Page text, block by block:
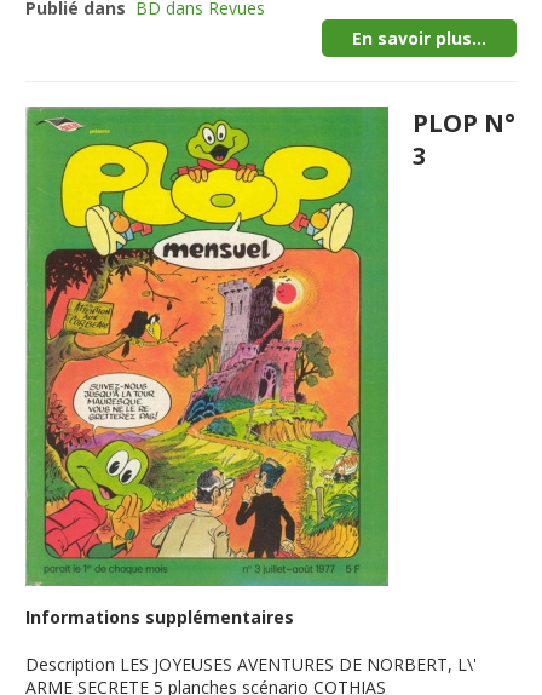
Publié dans BD dans Revues
En savoir plus...
PLOP N°
3
Informations supplémentaires
Description LES JOYEUSES AVENTURES DE NORBERT, L\'
ARME SECRETE 5 planches scénario COTHIAS